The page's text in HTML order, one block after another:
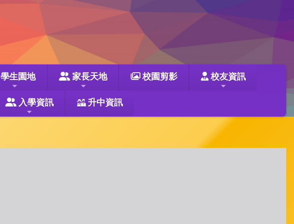
學生園地 家長天地 校園剪影 校友資訊
入學資訊 升中資訊